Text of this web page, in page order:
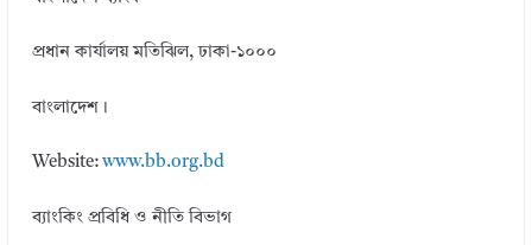
প্রধান কার্যালয় মতিঝিল, ঢাকা-১০০০
বাংলাদেশ।
Website: www.bb.org.bd
ব্যাংকিং প্রবিধি ও নীতি বিভাগ